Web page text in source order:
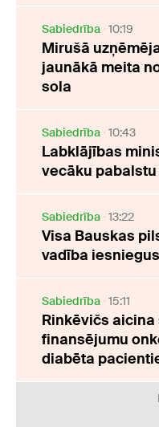
Sabiedrība 10:19
Mirušā
jaunākā meita
sola
Sabiedrība 10:43
Labklājības
vecāku
Sabiedrība 13:22
Visa Bauskas
vadība
Sabiedrība 15:11
Rinkēvičs
finansējumu
diabēta